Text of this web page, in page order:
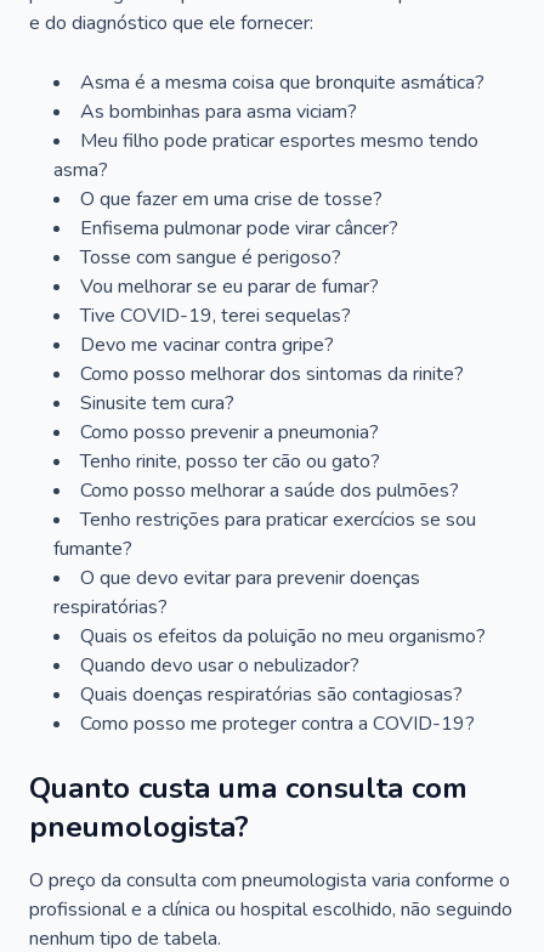
e do diagnóstico que ele fornecer:
Asma é a mesma coisa que bronquite asmática?
As bombinhas para asma viciam?
Meu filho pode praticar esportes mesmo tendo
asma?
O que fazer em uma crise de tosse?
Enfisema pulmonar pode virar câncer?
Tosse com sangue é perigoso?
Vou melhorar se eu parar de fumar?
Tive COVID-19, terei sequelas?
Devo me vacinar contra gripe?
Como posso melhorar dos sintomas da rinite?
Sinusite tem cura?
Como posso prevenir a pneumonia?
Tenho rinite, posso ter cão ou gato?
Como posso melhorar a saúde dos pulmões?
Tenho restrições para praticar exercícios se sou
fumante?
O que devo evitar para prevenir doenças
respiratórias?
Quais os efeitos da poluição no meu organismo?
Quando devo usar o nebulizador?
Quais doenças respiratórias são contagiosas?
Como posso me proteger contra a COVID-19?
Quanto custa uma consulta com
pneumologista?
O preço da consulta com pneumologista varia conforme o
profissional e a clínica ou hospital escolhido, não seguindo
nenhum tipo de tabela.